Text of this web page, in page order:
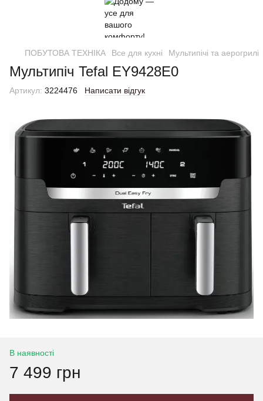
ПОБУТОВА ТЕХНІКА Все для кухні Мультипічі та аерогрилі
Мультипіч Tefal EY9428E0
Артикул: 3224476 Написати відгук
В наявності
7 499 грн